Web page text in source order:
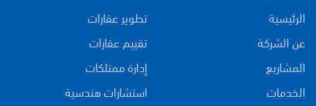
الرئيسية
عن الشركة
المشاريع
الخدمات
تطوير عقارات
تقييم عقارات
إدارة ممتلكات
استشارات هندسية